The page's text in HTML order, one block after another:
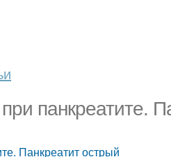
панкреатите.
Панкреатит острый